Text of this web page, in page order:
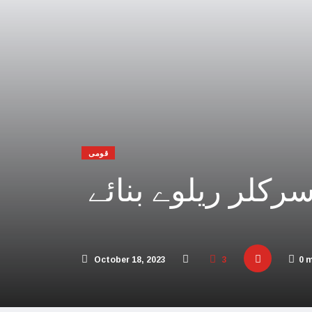
مکہ مکرمہ میں سونے کے متعدد نئے ذخائر مل گئے
عرب امارات میں سال نو کی تقاریب منسوخ
بھارت میں محتاط رہنے کی ہدایات جاری کردیں
اسرائیل کا حماس کو جڑ سے ختم کرنے پر اتفاق
قومی
ریلوے بنائے
October 18, 2023 3 0